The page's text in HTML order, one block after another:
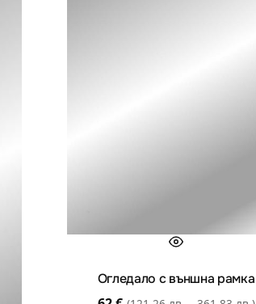
Огледало с външна рамка